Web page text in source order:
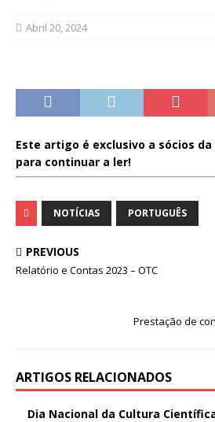
Abril 20, 2024
Este artigo é exclusivo a sócios da
para continuar a ler!
NOTÍCIAS PORTUGUÊS
PREVIOUS
Relatório e Contas 2023 – OTC
Prestação de
ARTIGOS RELACIONADOS
Dia Nacional da Cultura